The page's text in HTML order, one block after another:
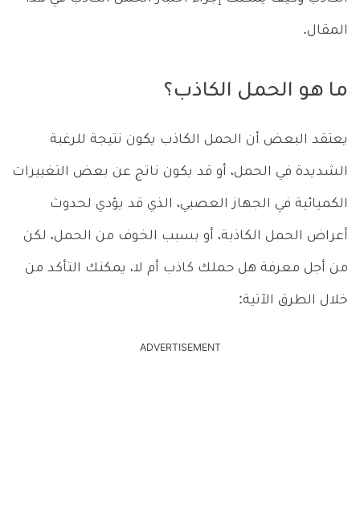
المقال.
ما هو الحمل الكاذب؟
يعتقد البعض أن الحمل الكاذب يكون نتيجة للرغبة
الشديدة في الحمل، أو قد يكون ناتج عن بعض التغييرات
الكميائية في الجهاز العصبي، الذي قد يؤدي لحدوث
أعراض الحمل الكاذبة، أو بسبب الخوف من الحمل، لكن
من أجل معرفة هل حملك كاذب أم لا، يمكنك التأكد من
خلال الطرق الآتية:
ADVERTISEMENT